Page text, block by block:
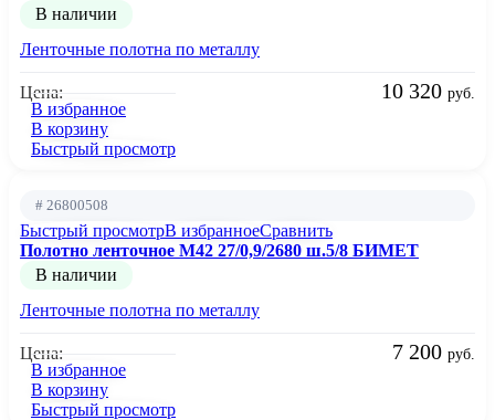
В наличии
Ленточные полотна по металлу
Цена: 10 320 руб.
В избранное
В корзину
Быстрый просмотр
# 26800508
Быстрый просмотрВ избранноеСравнить
Полотно ленточное М42 27/0,9/2680 ш.5/8 БИМЕТ
В наличии
Ленточные полотна по металлу
Цена: 7 200 руб.
В избранное
В корзину
Быстрый просмотр